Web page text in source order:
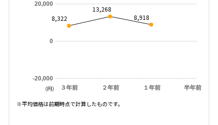
３年前 ２年前 １年前 半年前
-20,000
0
20,000
8,322
13,268
8,918
(円)
※平均価格は前期時点で計算したものです。